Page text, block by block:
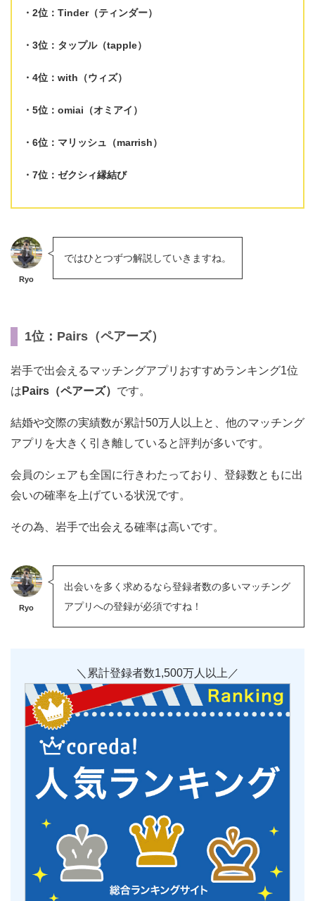
2位：Tinder（ティンダー）
3位：タップル（tapple）
4位：with（ウィズ）
5位：omiai（オミアイ）
6位：マリッシュ（marrish）
7位：ゼクシィ縁結び
Ryo
ではひとつずつ解説していきますね。
1位：Pairs（ペアーズ）
岩手で出会えるマッチングアプリおすすめランキング1位
は Pairs（ペアーズ） です。
結婚や交際の実績数が累計50万人以上と、他のマッチング
アプリを大きく引き離していると評判が多いです。
会員のシェアも全国に行きわたっており、登録数ともに出
会いの確率を上げている状況です。
その為、岩手で出会える確率は高いです。
Ryo
出会いを多く求めるなら登録者数の多いマッチング
アプリへの登録が必須ですね！
＼累計登録者数1,500万人以上／